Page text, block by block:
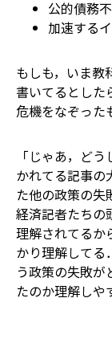
公的債務
加速する
もしも，いま教
書いてるとした
危機をなぞった
「じゃあ，ど
かれてる記事の
た他の政策の失
経済記者たちの
理解されてるか
かり理解してる
う政策の失敗
たのか理解しや